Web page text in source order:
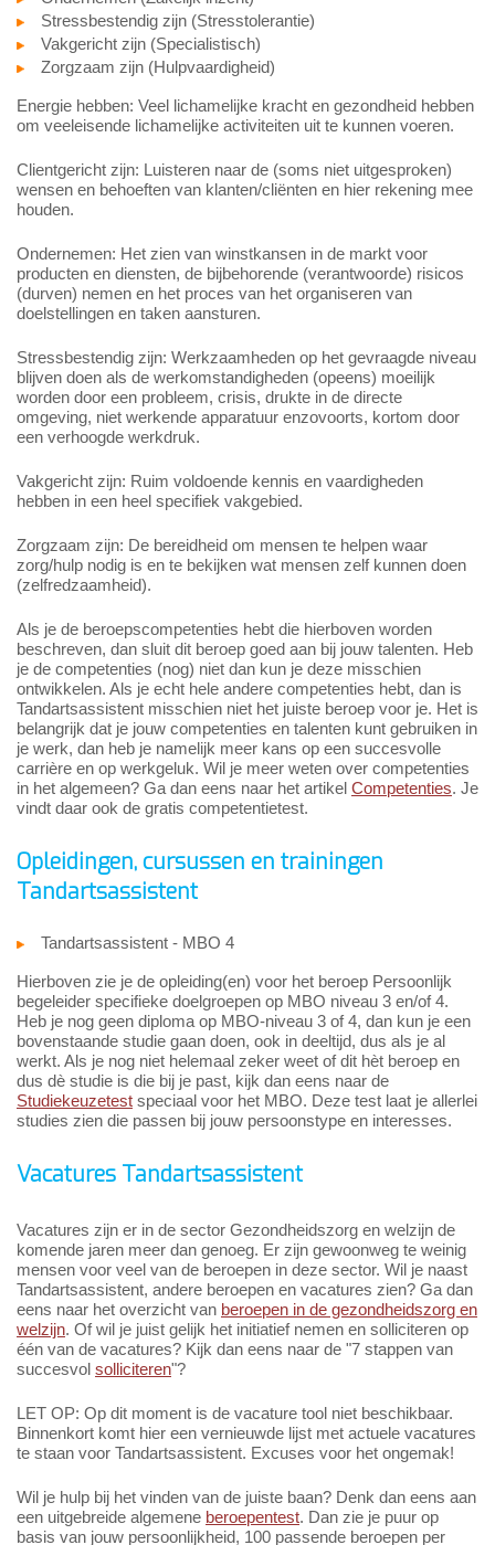
Stressbestendig zijn (Stresstolerantie)
Vakgericht zijn (Specialistisch)
Zorgzaam zijn (Hulpvaardigheid)
Energie hebben: Veel lichamelijke kracht en gezondheid hebben
om veeleisende lichamelijke activiteiten uit te kunnen voeren.
Clientgericht zijn: Luisteren naar de (soms niet uitgesproken)
wensen en behoeften van klanten/cliënten en hier rekening mee
houden.
Ondernemen: Het zien van winstkansen in de markt voor
producten en diensten, de bijbehorende (verantwoorde) risicos
(durven) nemen en het proces van het organiseren van
doelstellingen en taken aansturen.
Stressbestendig zijn: Werkzaamheden op het gevraagde niveau
blijven doen als de werkomstandigheden (opeens) moeilijk
worden door een probleem, crisis, drukte in de directe
omgeving, niet werkende apparatuur enzovoorts, kortom door
een verhoogde werkdruk.
Vakgericht zijn: Ruim voldoende kennis en vaardigheden
hebben in een heel specifiek vakgebied.
Zorgzaam zijn: De bereidheid om mensen te helpen waar
zorg/hulp nodig is en te bekijken wat mensen zelf kunnen doen
(zelfredzaamheid).
Als je de beroepscompetenties hebt die hierboven worden
beschreven, dan sluit dit beroep goed aan bij jouw talenten. Heb
je de competenties (nog) niet dan kun je deze misschien
ontwikkelen. Als je echt hele andere competenties hebt, dan is
Tandartsassistent misschien niet het juiste beroep voor je. Het is
belangrijk dat je jouw competenties en talenten kunt gebruiken in
je werk, dan heb je namelijk meer kans op een succesvolle
carrière en op werkgeluk. Wil je meer weten over competenties
in het algemeen? Ga dan eens naar het artikel Competenties. Je
vindt daar ook de gratis competentietest.
Opleidingen, cursussen en trainingen
Tandartsassistent
Tandartsassistent - MBO 4
Hierboven zie je de opleiding(en) voor het beroep Persoonlijk
begeleider specifieke doelgroepen op MBO niveau 3 en/of 4.
Heb je nog geen diploma op MBO-niveau 3 of 4, dan kun je een
bovenstaande studie gaan doen, ook in deeltijd, dus als je al
werkt. Als je nog niet helemaal zeker weet of dit hèt beroep en
dus dè studie is die bij je past, kijk dan eens naar de
Studiekeuzetest speciaal voor het MBO. Deze test laat je allerlei
studies zien die passen bij jouw persoonstype en interesses.
Vacatures Tandartsassistent
Vacatures zijn er in de sector Gezondheidszorg en welzijn de
komende jaren meer dan genoeg. Er zijn gewoonweg te weinig
mensen voor veel van de beroepen in deze sector. Wil je naast
Tandartsassistent, andere beroepen en vacatures zien? Ga dan
eens naar het overzicht van beroepen in de gezondheidszorg en
welzijn. Of wil je juist gelijk het initiatief nemen en solliciteren op
één van de vacatures? Kijk dan eens naar de "7 stappen van
succesvol solliciteren"?
LET OP: Op dit moment is de vacature tool niet beschikbaar.
Binnenkort komt hier een vernieuwde lijst met actuele vacatures
te staan voor Tandartsassistent. Excuses voor het ongemak!
Wil je hulp bij het vinden van de juiste baan? Denk dan eens aan
een uitgebreide algemene beroepentest. Dan zie je puur op
basis van jouw persoonlijkheid, 100 passende beroepen per